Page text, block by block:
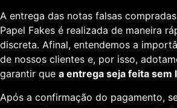
A entrega das notas falsas
Papel Fakes é realizada de maneira
discreta. Afinal, entendemos a
de nossos clientes e, por isso,
garantir que a entrega seja feita sem
Após a confirmação do pagamento,